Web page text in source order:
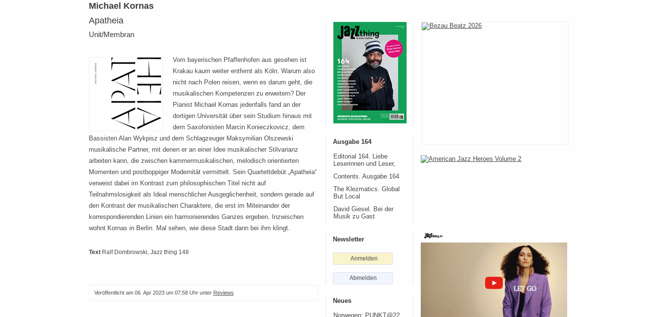
Michael Kornas
Apatheia
Unit/Membran
Vom bayerischen Pfaffenhofen aus gesehen ist
Krakau kaum weiter entfernt als Köln. Warum also
nicht nach Polen reisen, wenn es darum geht, die
musikalischen Kompetenzen zu erweitern? Der
Pianist Michael Kornas jedenfalls fand an der
dortigen Universität über sein Studium hinaus mit
dem Saxofonisten Marcin Konieczkovicz, dem
Bassisten Alan Wykpisz und dem Schlagzeuger Maksymilian Olszewski
musikalische Partner, mit denen er an einer Idee musikalischer Stilvarianz
arbeiten kann, die zwischen kammermusikalischen, melodisch orientierten
Momenten und postboppiger Modernität vermittelt. Sein Quartettdebüt „Apatheia“
verweist dabei im Kontrast zum philosophischen Titel nicht auf
Teilnahmslosigkeit als Ideal menschlicher Ausgeglichenheit, sondern gerade auf
den Kontrast der musikalischen Charaktere, die erst im Miteinander der
korrespondierenden Linien ein harmonierendes Ganzes ergeben. Inzwischen
wohnt Kornas in Berlin. Mal sehen, wie diese Stadt dann bei ihm klingt.
Text Ralf Dombrowski, Jazz thing 148
Veröffentlicht am 06. Apr 2023 um 07:58 Uhr unter Reviews
Ausgabe 164
Editorial 164. Liebe
Leserinnen und Leser,
Contents. Ausgabe 164
The Klezmatics. Global
But Local
David Giesel. Bei der
Musik zu Gast
Newsletter
Anmelden
Abmelden
Neues
Norwegen: PUNKT@22